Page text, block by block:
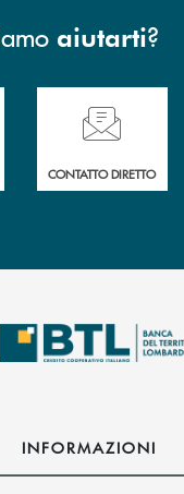
aiutarti?
delle filiali .
Hai bisogno di
CONTATTO DIRETTO
INFORMAZIONI